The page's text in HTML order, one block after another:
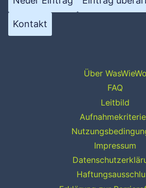
Kontakt
Über WasWieWo
FAQ
Leitbild
Impressum